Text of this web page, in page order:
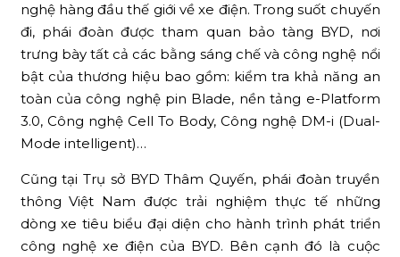
nghệ hàng đầu thế giới về xe điện. Trong suốt chuyến
đi, phái đoàn được tham quan bảo tàng BYD, nơi
trưng bày tất cả các bằng sáng chế và công nghệ nổi
bật của thương hiệu bao gồm: kiểm tra khả năng an
toàn của công nghệ pin Blade, nền tảng e-Platform
3.0, Công nghệ Cell To Body, Công nghệ DM-i (Dual-
Mode intelligent)…
Cũng tại Trụ sở BYD Thâm Quyến, phái đoàn truyền
thông Việt Nam được trải nghiệm thực tế những
dòng xe tiêu biểu đại diện cho hành trình phát triển
công nghệ xe điện của BYD. Bên cạnh đó là cuộc